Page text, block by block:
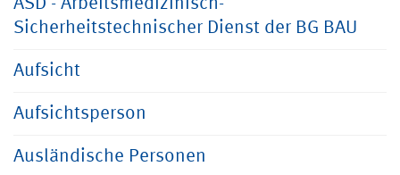
ASD - Arbeitsmedizinisch-
Sicherheitstechnischer Dienst der BG BAU
Aufsicht
Aufsichtsperson
Ausländische Personen